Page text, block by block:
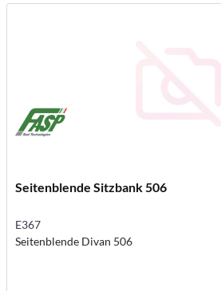
Seitenblende Sitzbank 506
E367
Seitenblende Divan 506